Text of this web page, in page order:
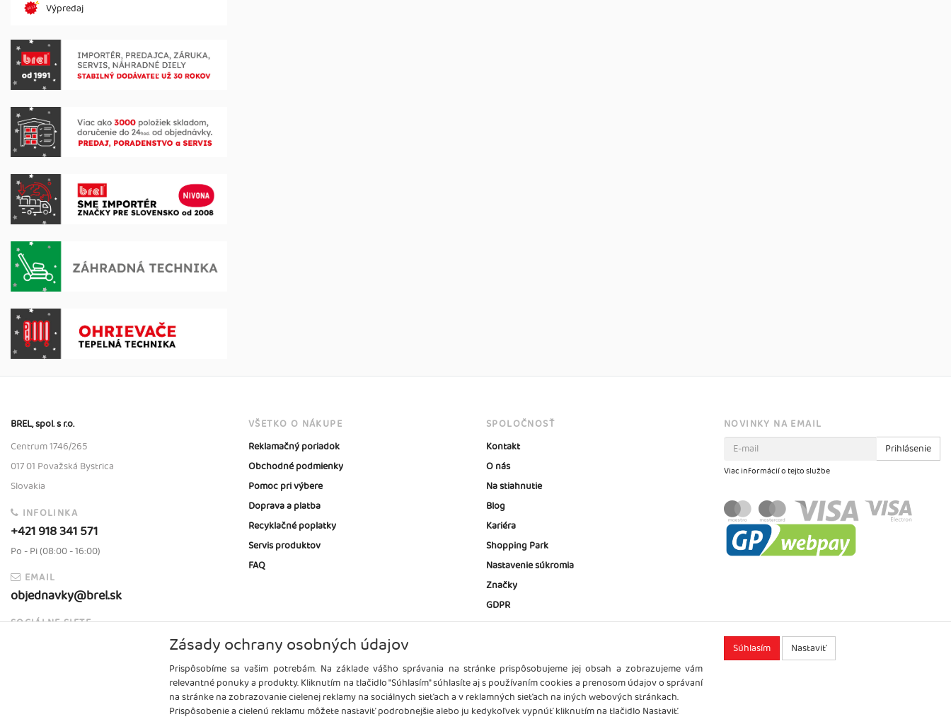
Výpredaj
BREL, spol. s r.o.
Centrum 1746/265
017 01 Považská Bystrica
Slovakia
INFOLINKA
+421 918 341 571
Po - Pi (08:00 - 16:00)
EMAIL
objednavky@brel.sk
SOCIÁLNE SIETE
VŠETKO O NÁKUPE
Reklamačný poriadok
Obchodné podmienky
Pomoc pri výbere
Doprava a platba
Recyklačné poplatky
Servis produktov
FAQ
SPOLOČNOSŤ
Kontakt
O nás
Na stiahnutie
Blog
Kariéra
Shopping Park
Nastavenie súkromia
Značky
GDPR
NOVINKY NA EMAIL
Prihlásenie
Viac informácií o tejto službe
Zásady ochrany osobných údajov
Prispôsobíme sa vašim potrebám. Na základe vášho správania na stránke prispôsobujeme jej obsah a zobrazujeme vám
relevantné ponuky a produkty. Kliknutím na tlačidlo "Súhlasím" súhlasíte aj s používaním cookies a prenosom údajov o správaní
na stránke na zobrazovanie cielenej reklamy na sociálnych sieťach a v reklamných sieťach na iných webových stránkach.
Prispôsobenie a cielenú reklamu môžete nastaviť podrobnejšie alebo ju kedykoľvek vypnúť kliknutím na tlačidlo Nastaviť.
Súhlasím Nastaviť